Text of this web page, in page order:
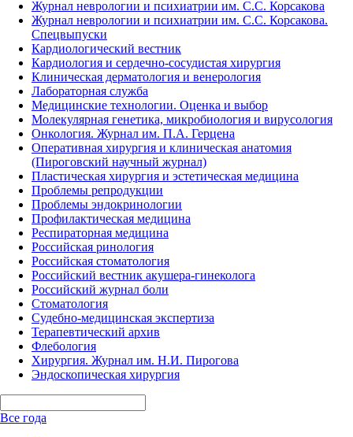
Журнал неврологии и психиатрии им. С.С. Корсакова
Журнал неврологии и психиатрии им. С.С. Корсакова.
Спецвыпуски
Кардиологический вестник
Кардиология и сердечно-сосудистая хирургия
Клиническая дерматология и венерология
Лабораторная служба
Медицинские технологии. Оценка и выбор
Молекулярная генетика, микробиология и вирусология
Онкология. Журнал им. П.А. Герцена
Оперативная хирургия и клиническая анатомия
(Пироговский научный журнал)
Пластическая хирургия и эстетическая медицина
Проблемы репродукции
Проблемы эндокринологии
Профилактическая медицина
Респираторная медицина
Российская ринология
Российская стоматология
Российский вестник акушера-гинеколога
Российский журнал боли
Стоматология
Судебно-медицинская экспертиза
Терапевтический архив
Флебология
Хирургия. Журнал им. Н.И. Пирогова
Эндоскопическая хирургия
Все года